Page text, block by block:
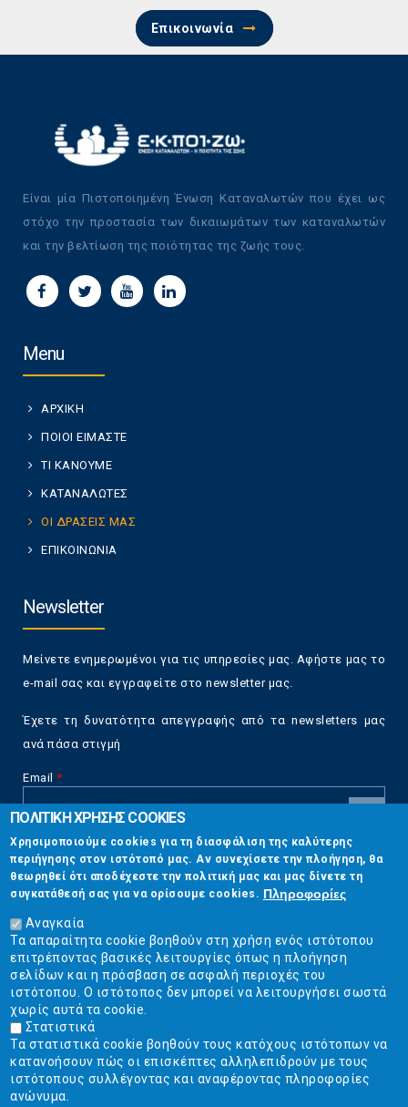
Επικοινωνία
Είναι μία Πιστοποιημένη Ένωση Καταναλωτών που έχει ως
στόχο την προστασία των δικαιωμάτων των καταναλωτών
και την βελτίωση της ποιότητας της ζωής τους.
Menu
ΑΡΧΙΚΗ
ΠΟΙΟΙ ΕΙΜΑΣΤΕ
ΤΙ ΚΑΝΟΥΜΕ
ΚΑΤΑΝΑΛΩΤΕΣ
ΟΙ ΔΡΑΣΕΙΣ ΜΑΣ
ΕΠΙΚΟΙΝΩΝΙΑ
Newsletter
Μείνετε ενημερωμένοι για τις υπηρεσίες μας. Αφήστε μας το
e-mail σας και εγγραφείτε στο newsletter μας.
Έχετε τη δυνατότητα απεγγραφής από τα newsletters μας
ανά πάσα στιγμή
Email *
CAPTCHA
This
question is
for testing
whether or
not you are a
human visitor
and to
prevent
automated
spam
submissions.
5+2
Επικοινωνία
Στουρνάρη 17, Αθήνα 10683
2103304444
info@ekpizo.gr
www.ekpizo.gr
Δευ - Πεμ:10:00 πμ - 2:00 μμ
Σάβ - Κυρ: Κλειστά
ΠΟΛΙΤΙΚΗ ΧΡΗΣΗΣ COOKIES
Χρησιμοποιούμε cookies για τη διασφάλιση της καλύτερης
περιήγησης στον ιστότοπό μας. Αν συνεχίσετε την πλοήγηση, θα
θεωρηθεί ότι αποδέχεστε την πολιτική μας και μας δίνετε τη
συγκατάθεσή σας για να ορίσουμε cookies. Πληροφορίες
Αναγκαία
Τα απαραίτητα cookie βοηθούν στη χρήση ενός ιστότοπου
επιτρέποντας βασικές λειτουργίες όπως η πλοήγηση
σελίδων και η πρόσβαση σε ασφαλή περιοχές του
ιστότοπου. Ο ιστότοπος δεν μπορεί να λειτουργήσει σωστά
χωρίς αυτά τα cookie.
Στατιστικά
Τα στατιστικά cookie βοηθούν τους κατόχους ιστότοπων να
κατανοήσουν πώς οι επισκέπτες αλληλεπιδρούν με τους
ιστότοπους συλλέγοντας και αναφέροντας πληροφορίες
ανώνυμα.